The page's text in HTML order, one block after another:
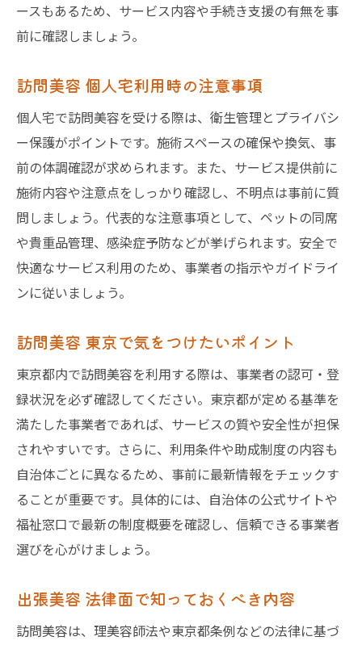
ースもあるため、サービス内容や手続き支援の有無を事
前に確認しましょう。
訪問美容 個人宅利用時の注意事項
個人宅で訪問美容を受ける際は、衛生管理とプライバシ
ー保護がポイントです。施術スペースの確保や換気、事
前の体調確認が求められます。また、サービス提供前に
施術内容や注意点をしっかり確認し、不明点は事前に質
問しましょう。代表的な注意事項として、ペットの同席
や貴重品管理、感染症予防などが挙げられます。安全で
快適なサービス利用のため、事業者の指示やガイドライ
ンに従いましょう。
訪問美容 東京で気をつけたいポイント
東京都内で訪問美容を利用する際は、事業者の認可・登
録状況を必ず確認してください。東京都が定める基準を
満たした事業者であれば、サービスの質や安全性が担保
されやすいです。さらに、利用条件や助成制度の内容も
自治体ごとに異なるため、事前に最新情報をチェックす
ることが重要です。具体的には、自治体の公式サイトや
福祉窓口で最新の制度概要を確認し、信頼できる事業者
選びを心がけましょう。
出張美容 法律面で知っておくべき内容
訪問美容は、理美容師法や東京都条例などの法律に基づ